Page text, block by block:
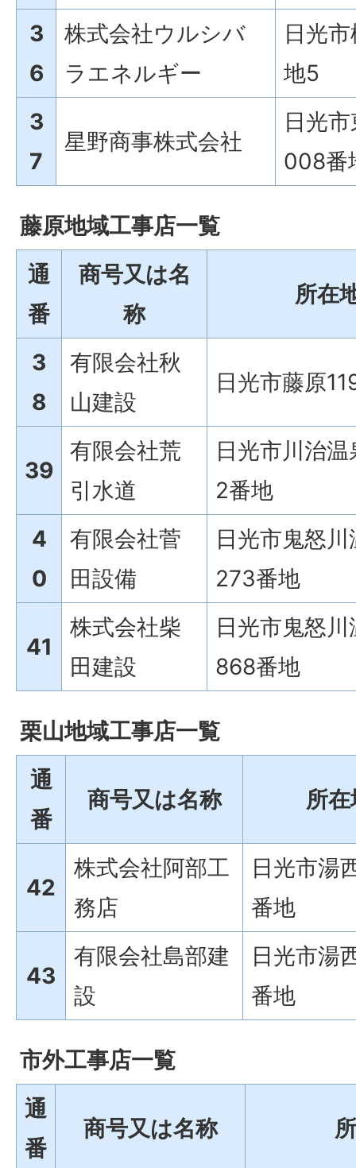
3
6
株式会社ウルシバ
ラエネルギー
日光
地5
3
7
星野商事株式会社
日光
008番
藤原地域工事店一覧
通
番
商号又は名
称
所在
3
8
有限会社秋
山建設
日光市藤原
39
有限会社荒
引水道
日光市川治
2番地
4
0
有限会社菅
田設備
日光市鬼怒
273番地
41
株式会社柴
田建設
日光市鬼怒
868番地
栗山地域工事店一覧
通
番
商号又は名称 所
42
株式会社阿部工
務店
日光市湯
番地
43
有限会社島部建
設
日光市湯
番地
市外工事店一覧
通
番
商号又は名称